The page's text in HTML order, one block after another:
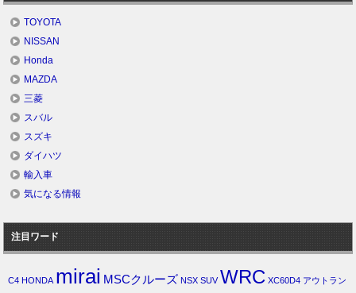
TOYOTA
NISSAN
Honda
MAZDA
三菱
スバル
スズキ
ダイハツ
輸入車
気になる情報
注目ワード
C4 HONDA mirai MSCクルーズ NSX SUV WRC XC60D4 アウトラン